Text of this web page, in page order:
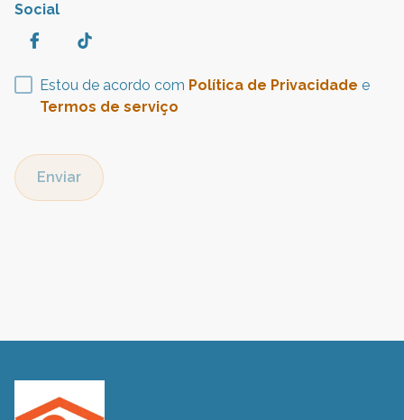
Social
Estou de acordo com Política de Privacidade e
Termos de serviço
Enviar